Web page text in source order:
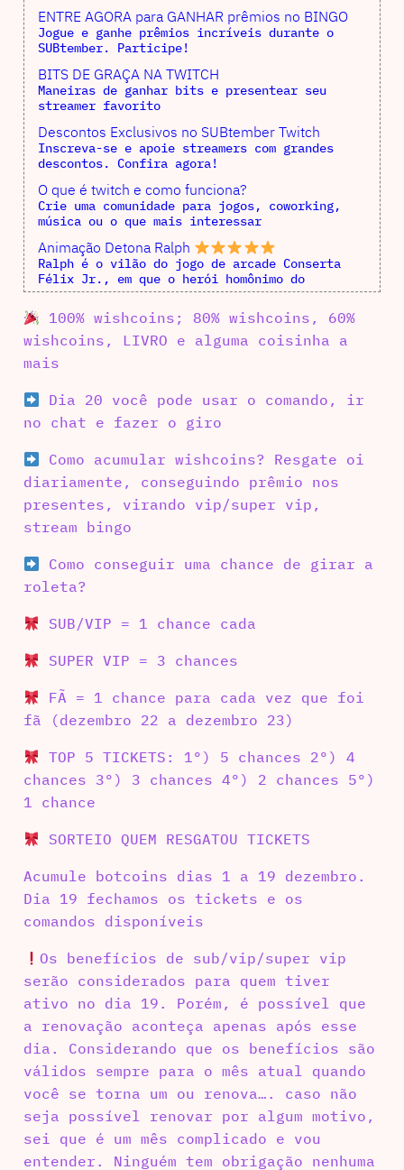
ENTRE AGORA para GANHAR prêmios no BINGO
Jogue e ganhe prêmios incríveis durante o
SUBtember. Participe!
BITS DE GRAÇA NA TWITCH
Maneiras de ganhar bits e presentear seu
streamer favorito
Descontos Exclusivos no SUBtember Twitch
Inscreva-se e apoie streamers com grandes
descontos. Confira agora!
O que é twitch e como funciona?
Crie uma comunidade para jogos, coworking,
música ou o que mais interessar
Animação Detona Ralph
Ralph é o vilão do jogo de arcade Conserta
Félix Jr., em que o herói homônimo do
100% wishcoins; 80% wishcoins, 60%
wishcoins, LIVRO e alguma coisinha a
mais
Dia 20 você pode usar o comando, ir
no chat e fazer o giro
Como acumular wishcoins? Resgate oi
diariamente, conseguindo prêmio nos
presentes, virando vip/super vip,
stream bingo
Como conseguir uma chance de girar a
roleta?
SUB/VIP = 1 chance cada
SUPER VIP = 3 chances
FÃ = 1 chance para cada vez que foi
fã (dezembro 22 a dezembro 23)
TOP 5 TICKETS: 1º) 5 chances 2º) 4
chances 3º) 3 chances 4º) 2 chances 5º)
1 chance
SORTEIO QUEM RESGATOU TICKETS
Acumule botcoins dias 1 a 19 dezembro.
Dia 19 fechamos os tickets e os
comandos disponíveis
Os benefícios de sub/vip/super vip
serão considerados para quem tiver
ativo no dia 19. Porém, é possível que
a renovação aconteça apenas após esse
dia. Considerando que os benefícios são
válidos sempre para o mês atual quando
você se torna um ou renova…. caso não
seja possível renovar por algum motivo,
sei que é um mês complicado e vou
entender. Ninguém tem obrigação nenhuma